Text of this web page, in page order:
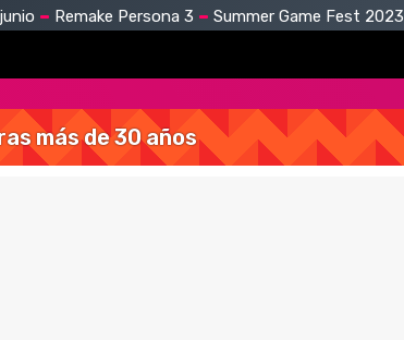
Remake Persona 3 Summer Game Fest 2023
más de 30 años